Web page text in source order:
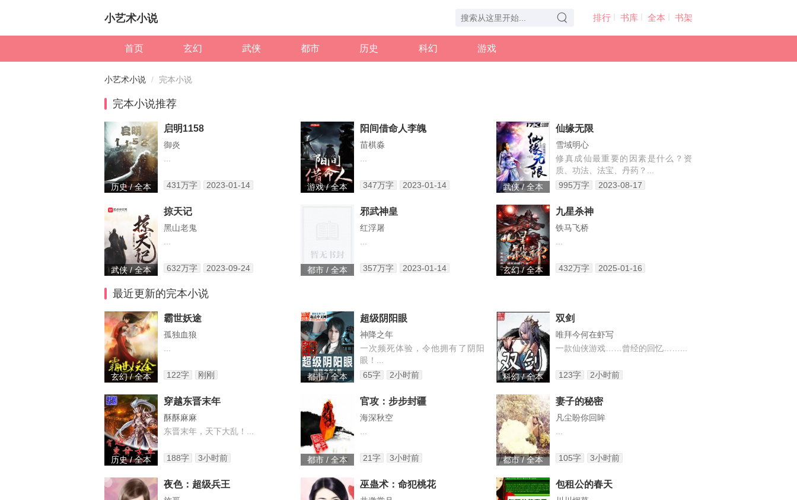
小艺术小说 排行 书库 全本 书架
首页 玄幻 武侠 都市 历史 科幻 游戏
小艺术小说 完本小说
完本小说推荐
历史 / 全本
启明1158
御炎
431万字 2023-01-14 游戏 / 全本
阳间借命人李魄
苗棋淼
347万字 2023-01-14 武侠 / 全本
仙缘无限
雪域明心
修真成仙最重要的因素是什么？资
质、功法、法宝、丹药？...
995万字
2023-08-17
武侠 / 全本
掠天记
黑山老鬼
632万字 2023-09-24 都市 / 全本
邪武神皇
红浮屠
357万字 2023-01-14 玄幻 / 全本
九星杀神
铁马飞桥
432万字 2025-01-16
最近更新的完本小说
玄幻 / 全本
霸世妖途
孤独血狼
122字 刚刚 都市 / 全本
超级阴阳眼
神降之年
一次频死体验，令他拥有了阴阳
眼！...
65字
2小时前 科幻 / 全本
双剑
唯拜今何在虾写
一款仙侠游戏……曾经的回忆……...
123字 2小时前
历史 / 全本
穿越东晋末年
酥酥麻麻
东晋末年，天下大乱！...
188字 3小时前 都市 / 全本
官攻：步步封疆
海深秋空
21字 3小时前 都市 / 全本
妻子的秘密
凡尘盼你回眸
105字 3小时前
夜色：超级兵王 巫蛊术：命犯桃花 包租公的春天